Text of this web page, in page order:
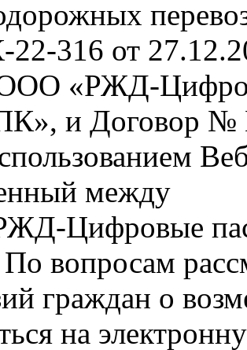
316 от
«РЖД-
и Договор №
между
Цифровые
вопросам
граждан о
на